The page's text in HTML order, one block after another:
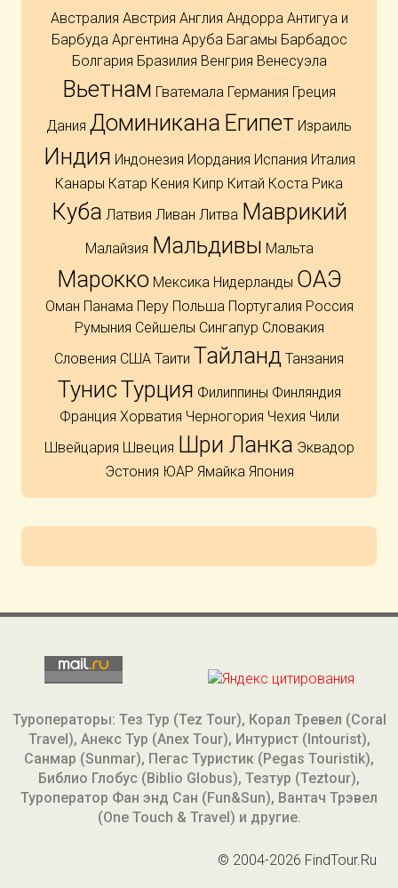
Австралия Австрия Англия Андорра Антигуа и
Барбуда Аргентина Аруба Багамы Барбадос
Болгария Бразилия Венгрия Венесуэла
Вьетнам Гватемала Германия Греция
Дания Доминикана Египет Израиль
Индия Индонезия Иордания Испания Италия
Канары Катар Кения Кипр Китай Коста Рика
Куба Латвия Ливан Литва Маврикий
Малайзия Мальдивы Мальта
Марокко Мексика Нидерланды ОАЭ
Оман Панама Перу Польша Португалия Россия
Румыния Сейшелы Сингапур Словакия
Словения США Таити Тайланд Танзания
ТунисТурция Филиппины Финляндия
Франция Хорватия Черногория Чехия Чили
Швейцария Швеция Шри Ланка Эквадор
Эстония ЮАР Ямайка Япония
Туроператоры: Тез Тур (Tez Tour), Корал Тревел (Coral
Travel), Анекс Тур (Anex Tour), Интурист (Intourist),
Санмар (Sunmar), Пегас Туристик (Pegas Touristik),
Библио Глобус (Biblio Globus), Тезтур (Teztour),
Туроператор Фан энд Сан (Fun&Sun), Вантач Трэвел
(One Touch & Travel) и другие.
© 2004-2026 FindTour.Ru